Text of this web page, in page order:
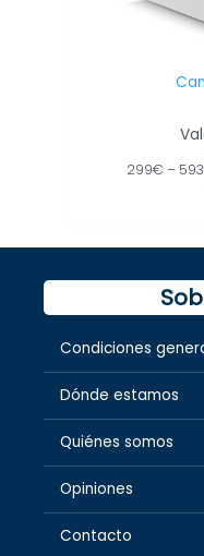
299€ – 593
Condiciones
Dónde estamos
Quiénes somos
Opiniones
Contacto